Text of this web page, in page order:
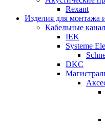
Rexant
Изделия для монтажа
Кабельные
IEK
Systeme
DKC